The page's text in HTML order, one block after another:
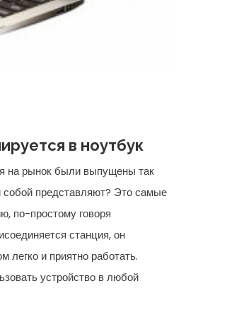
в ноутбук
на рынок были выпущены так
представляют? Это самые
по-простому говоря
станция, он
легко и приятно работать.
устройство в любой